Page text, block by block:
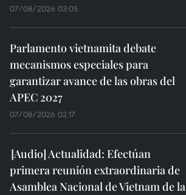
07/08/2026 03:05
Parlamento vietnamita debate
mecanismos especiales para
garantizar avance de las obras del
APEC 2027
07/08/2026 02:17
Actualidad: Efectúan
primera reunión extraordinaria de
Asamblea Nacional de Vietnam de la